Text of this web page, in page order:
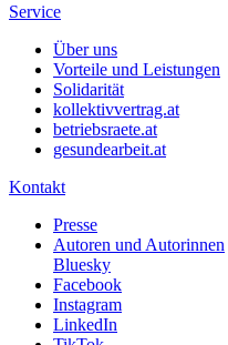
Service
Über uns
Vorteile und Leistungen
Solidarität
kollektivvertrag.at
betriebsraete.at
gesundearbeit.at
Kontakt
Presse
Autoren und Autorinnen
Bluesky
Facebook
Instagram
LinkedIn